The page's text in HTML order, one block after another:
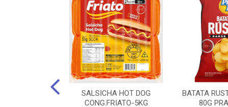
SALSICHA HOT DOG
CONG.FRIATO-5KG
BATATA
80G